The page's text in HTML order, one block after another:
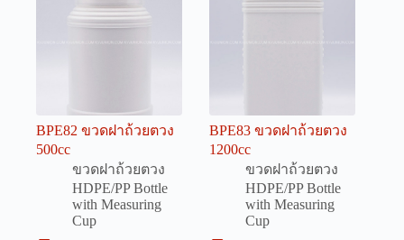
BPE82 ขวดฝาถ้วยตวง
500cc
ขวดฝาถ้วยตวง
HDPE/PP Bottle
with Measuring
Cup
BPE83 ขวดฝาถ้วยตวง
1200cc
ขวดฝาถ้วยตวง
HDPE/PP Bottle
with Measuring
Cup